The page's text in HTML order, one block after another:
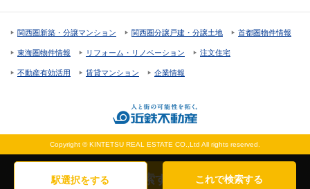
住宅ローンの種類
返済計画
決済と引渡し 2
関西圏新築・分譲マンション 関西圏分譲戸建・分譲土地 首都圏物件情報
東海圏物件情報 リフォーム・リノベーション 注文住宅
不動産有効活用 賃貸マンション 企業情報
Copyright © KINTETSU REAL ESTATE CO.,Ltd All rights reserved.